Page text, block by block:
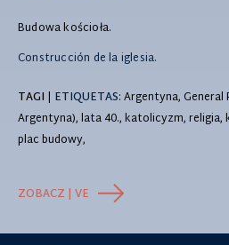
Budowa kościoła.
Construcción de la iglesia.
TAGI | ETIQUETAS: Argentyna,
Argentyna), lata 40., katolicyzm, religia,
plac budowy,
ZOBACZ | VE